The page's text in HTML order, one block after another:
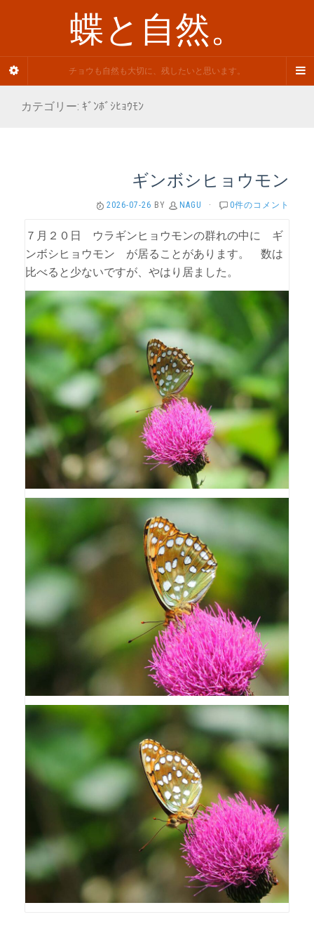
蝶と自然。
チョウも自然も大切に、残したいと思います。
カテゴリー: ｷﾞﾝﾎﾞｼﾋｮｳﾓﾝ
ギンボシヒョウモン
2026-07-26 BY NAGU · 0件のコメント
７月２０日 ウラギンヒョウモンの群れの中に ギ
ンボシヒョウモン が居ることがあります。 数は
比べると少ないですが、やはり居ました。